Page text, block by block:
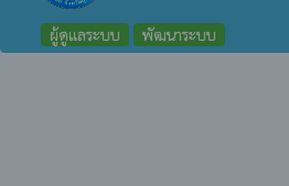
ผู้ดูแลระบบ พัฒนาระบบ